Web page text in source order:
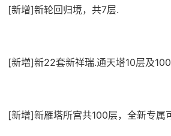
[新增]新轮回归境，共7层.
[新増]新22套新祥瑞.通天塔10层及
[新增]新雁塔所宫共100层，全新专属